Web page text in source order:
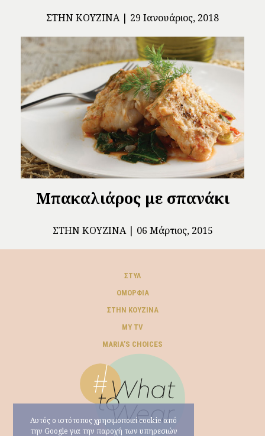
ΣΤΗΝ ΚΟΥΖΊΝΑ 29 Ιανουάριος, 2018
Μπακαλιάρος με σπανάκι
ΣΤΗΝ ΚΟΥΖΊΝΑ 06 Μάρτιος, 2015
ΣΤΥΛ
ΟΜΟΡΦΙΆ
ΣΤΗΝ ΚΟΥΖΊΝΑ
MY TV
ΜARIA’S CHOICES
Αυτός ο ιστότοπος χρησιμοποιεί cookie από
την Google για την παροχή των υπηρεσιών